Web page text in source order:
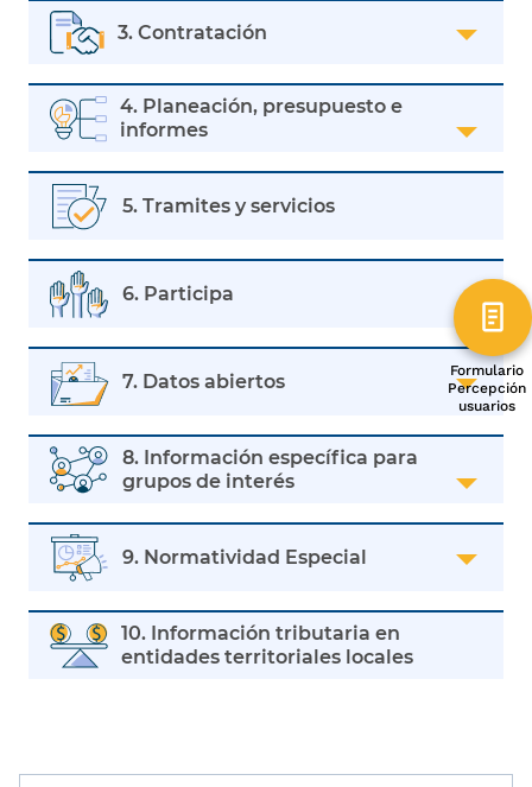
Formulario
Percepción
usuarios
3. Contratación
4. Planeación, presupuesto e
informes
5. Tramites y servicios
6. Participa
7. Datos abiertos
8. Información específica para
grupos de interés
9. Normatividad Especial
10. Información tributaria en
entidades territoriales locales